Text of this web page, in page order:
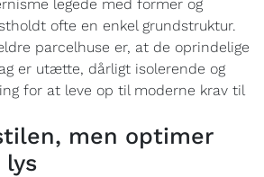
legede med former og
ofte en enkel grundstruktur.
parcelhuse er, at de oprindelige
er utætte, dårligt isolerende og
for at leve op til moderne krav til
men optimer